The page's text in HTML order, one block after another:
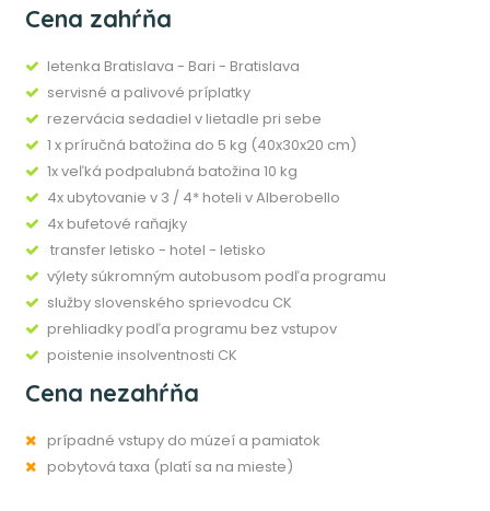
Cena zahŕňa
letenka Bratislava - Bari - Bratislava
servisné a palivové príplatky
rezervácia sedadiel v lietadle pri sebe
1 x príručná batožina do 5 kg (40x30x20 cm)
1x veľká podpalubná batožina 10 kg
4x ubytovanie v 3 / 4* hoteli v Alberobello
4x bufetové raňajky
transfer letisko - hotel - letisko
výlety súkromným autobusom podľa programu
služby slovenského sprievodcu CK
prehliadky podľa programu bez vstupov
poistenie insolventnosti CK
Cena nezahŕňa
prípadné vstupy do múzeí a pamiatok
pobytová taxa (platí sa na mieste)